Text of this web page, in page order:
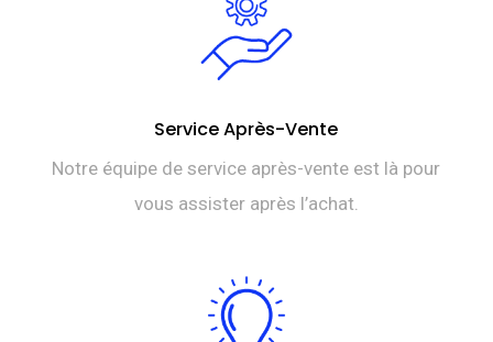
Service Après-Vente
Notre équipe de service après-vente est là pour
vous assister après l’achat.